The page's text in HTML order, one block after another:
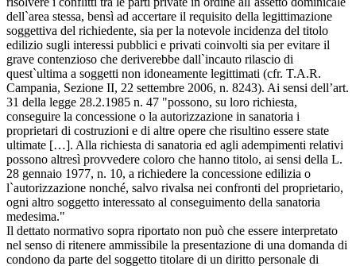
dell`area stessa, bensì ad accertare il requisito della legittimazione
soggettiva del richiedente, sia per la notevole incidenza del titolo
edilizio sugli interessi pubblici e privati coinvolti sia per evitare il
grave contenzioso che deriverebbe dall`incauto rilascio di
quest`ultima a soggetti non idoneamente legittimati (cfr. T.A.R.
Campania, Sezione II, 22 settembre 2006, n. 8243). Ai sensi dell’art.
31 della legge 28.2.1985 n. 47 "possono, su loro richiesta,
conseguire la concessione o la autorizzazione in sanatoria i
proprietari di costruzioni e di altre opere che risultino essere state
ultimate […]. Alla richiesta di sanatoria ed agli adempimenti relativi
possono altresì provvedere coloro che hanno titolo, ai sensi della L.
28 gennaio 1977, n. 10, a richiedere la concessione edilizia o
l`autorizzazione nonché, salvo rivalsa nei confronti del proprietario,
ogni altro soggetto interessato al conseguimento della sanatoria
medesima."
Il dettato normativo sopra riportato non può che essere interpretato
nel senso di ritenere ammissibile la presentazione di una domanda di
condono da parte del soggetto titolare di un diritto personale di